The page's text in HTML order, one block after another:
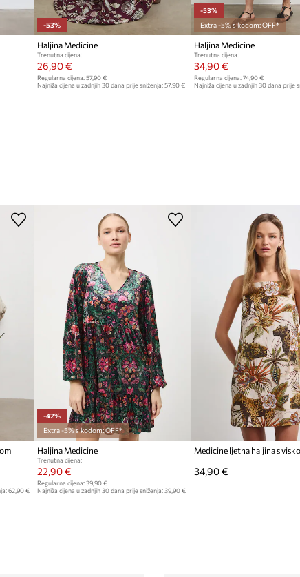
-53%
Haljina Medicine
Trenutna cijena:
26,90 €
Regularna cijena: 57,90 €
Najniža cijena u zadnjih 30 dana prije sniženja: 57,90 €
-53%
Extra -5% s kodom: OFF*
Haljina Medicine
Trenutna cijena:
34,90 €
Regularna cijena: 74,90 €
Najniža cijena u zadnjih 30 dana prije
62,90 €
-42%
Extra -5% s kodom: OFF*
Haljina Medicine
Trenutna cijena:
22,90 €
Regularna cijena: 39,90 €
Najniža cijena u zadnjih 30 dana prije sniženja: 39,90 €
Medicine ljetna haljina s
34,90 €